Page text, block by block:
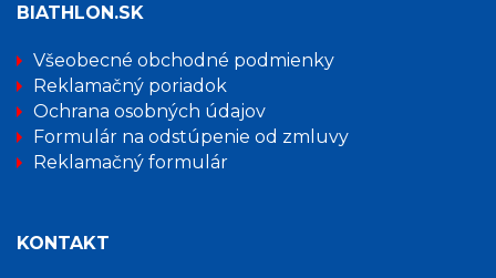
BIATHLON.SK
Všeobecné obchodné podmienky
Reklamačný poriadok
Ochrana osobných údajov
Formulár na odstúpenie od zmluvy
Reklamačný formulár
KONTAKT